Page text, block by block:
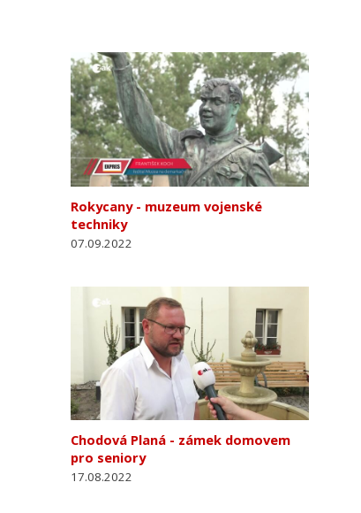
Rokycany - muzeum vojenské
techniky
07.09.2022
Chodová Planá - zámek domovem
pro seniory
17.08.2022